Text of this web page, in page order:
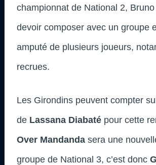
championnat de National 2,
devoir composer avec un groupe
amputé de plusieurs joueurs,
recrues.
Les Girondins peuvent compter
de Lassana Diabaté pour cette
Over Mandanda sera une
groupe de National 3, c’est donc